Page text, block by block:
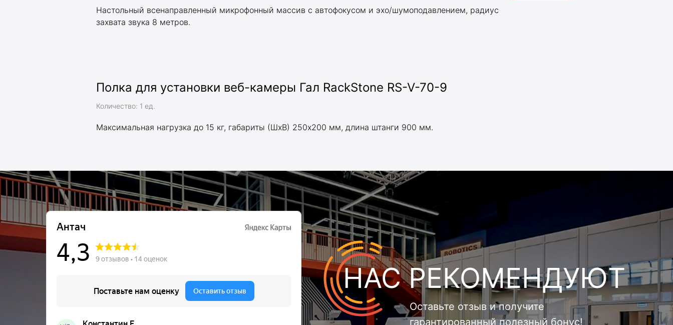
Настольный всенаправленный микрофонный массив с автофокусом и эхо/шумоподавлением, радиус
захвата звука 8 метров.
Полка для установки веб-камеры Гал RackStone RS-V-70-9
Количество: 1 ед.
Максимальная нагрузка до 15 кг, габариты (ШхВ) 250х200 мм, длина штанги 900 мм.
Оставьте отзыв и получите
гарантированный полезный бонус!
НАС РЕКОМЕНДУЮТ